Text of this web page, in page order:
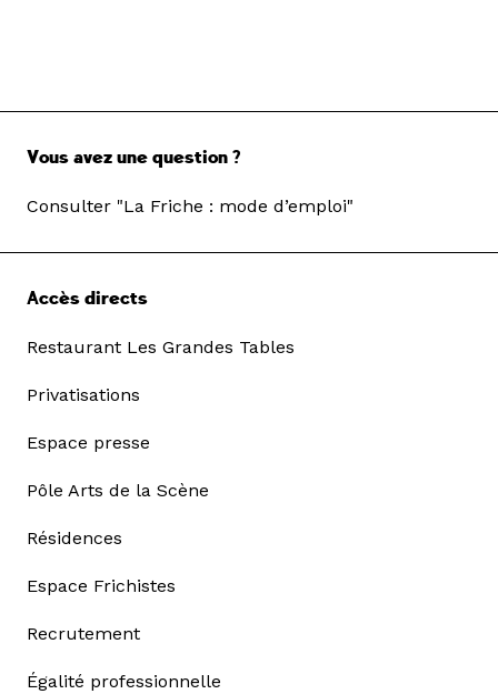
Vous avez une question ?
Consulter "La Friche : mode d’emploi"
Accès directs
Restaurant Les Grandes Tables
Privatisations
Espace presse
Pôle Arts de la Scène
Résidences
Espace Frichistes
Recrutement
Égalité professionnelle